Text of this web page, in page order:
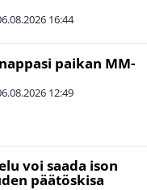
16:44
paikan MM-
12:49
voi saada ison
päätöskisa